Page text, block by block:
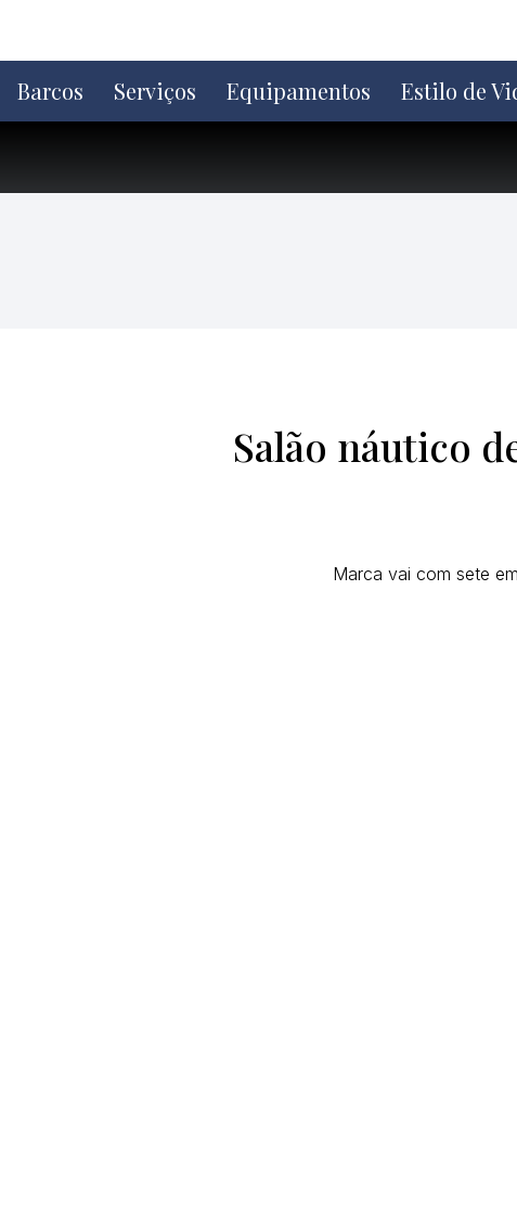
o
conteúdo
Barcos Serviços Equipamentos Estilo de
Salão náutico
Marca vai com sete